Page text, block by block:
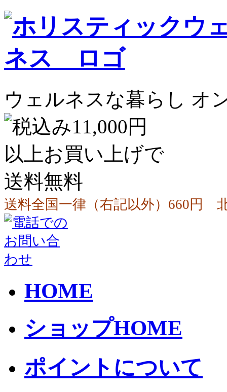
ウェルネスな暮らし オ
送料全国一律（右記以外）660円
HOME
ショップHOME
ポイントについて